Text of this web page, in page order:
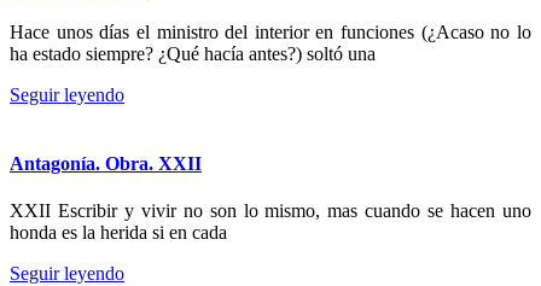
Hace unos días el ministro del interior en funciones (¿Acaso no lo
ha estado siempre? ¿Qué hacía antes?) soltó una
Seguir leyendo
Antagonía. Obra. XXII
XXII Escribir y vivir no son lo mismo, mas cuando se hacen uno
honda es la herida si en cada
Seguir leyendo